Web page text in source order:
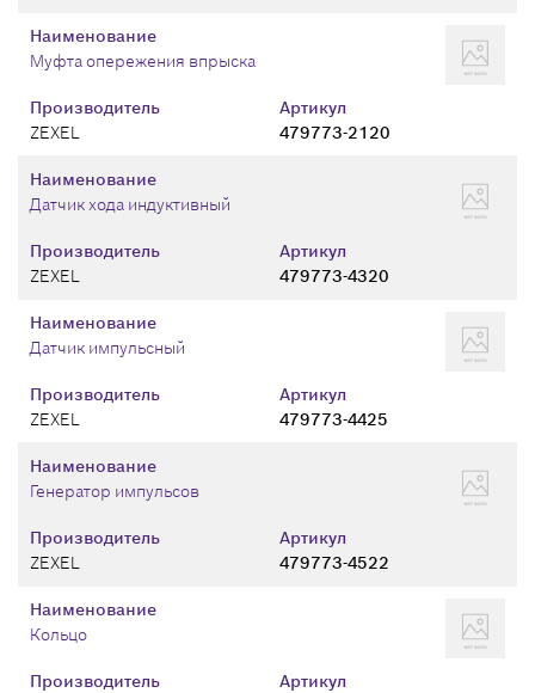
Производитель
ZEXEL
Артикул
479773-2120
Наименование
Муфта опережения впрыска
Производитель
ZEXEL
Артикул
479773-4320
Наименование
Датчик хода индуктивный
Производитель
ZEXEL
Артикул
479773-4425
Наименование
Датчик импульсный
Производитель
ZEXEL
Артикул
479773-4522
Наименование
Генератор импульсов
Производитель
Артикул
Наименование
Кольцо